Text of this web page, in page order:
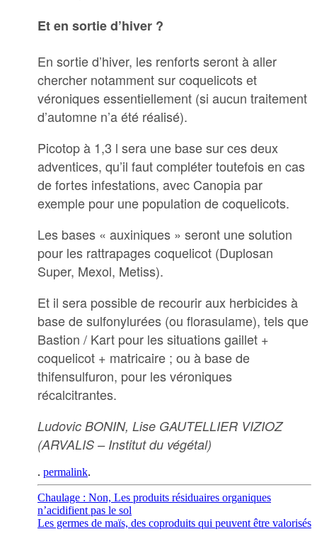
Et en sortie d’hiver ?
En sortie d’hiver, les renforts seront à aller
chercher notamment sur coquelicots et
véroniques essentiellement (si aucun traitement
d’automne n’a été réalisé).
Picotop à 1,3 l sera une base sur ces deux
adventices, qu’il faut compléter toutefois en cas
de fortes infestations, avec Canopia par
exemple pour une population de coquelicots.
Les bases « auxiniques » seront une solution
pour les rattrapages coquelicot (Duplosan
Super, Mexol, Metiss).
Et il sera possible de recourir aux herbicides à
base de sulfonylurées (ou florasulame), tels que
Bastion / Kart pour les situations gaillet +
coquelicot + matricaire ; ou à base de
thifensulfuron, pour les véroniques
récalcitrantes.
Ludovic BONIN, Lise GAUTELLIER VIZIOZ
(ARVALIS – Institut du végétal)
. permalink.
Post
navigation
Chaulage : Non, Les produits résiduaires organiques
n’acidifient pas le sol
Les germes de maïs, des coproduits qui peuvent être valorisés